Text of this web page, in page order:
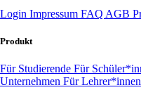
Login Impressum FAQ AGB
Produkt
Für Studierende Für
Unternehmen Für Lehrer*innen